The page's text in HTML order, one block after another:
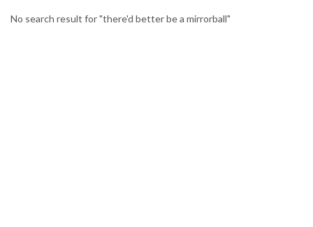
No search result for "there'd better be a mirrorball"